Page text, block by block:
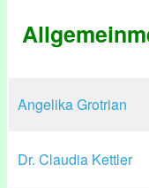
Angelika Grotrian
Dr. Claudia Kettler